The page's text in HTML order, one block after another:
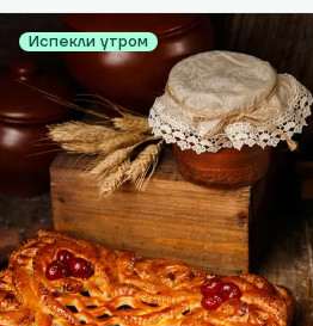
Испекли утром